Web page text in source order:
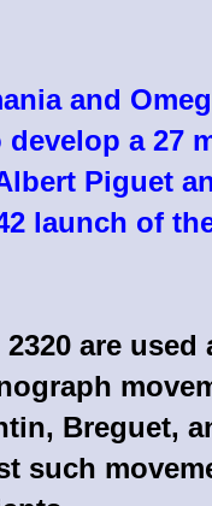
and
develop a 27
Piguet
launch of
2320 are
Breguet,
such